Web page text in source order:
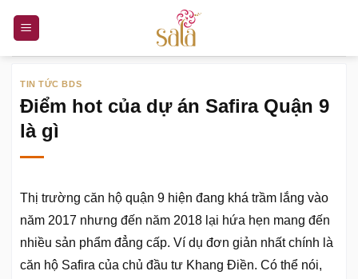
nội
TIN TỨC BDS
Điểm hot của dự án Safira Quận 9
là gì
Thị trường căn hộ quận 9 hiện đang khá trầm lắng vào
năm 2017 nhưng đến năm 2018 lại hứa hẹn mang đến
nhiều sản phẩm đẳng cấp. Ví dụ đơn giản nhất chính là
căn hộ Safira của chủ đầu tư Khang Điền. Có thể nói,